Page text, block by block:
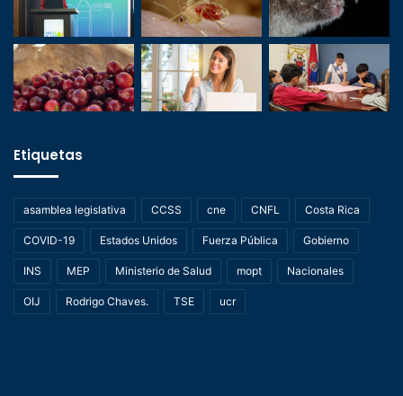
Etiquetas
asamblea legislativa CCSS cne CNFL Costa Rica
COVID-19 Estados Unidos Fuerza Pública Gobierno
INS MEP Ministerio de Salud mopt Nacionales
OIJ Rodrigo Chaves. TSE ucr